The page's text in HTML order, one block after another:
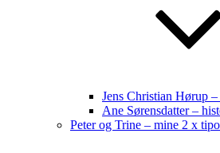
Jens Christian Hørup
Ane Sørensdatter –
Peter og Trine – mine 2 x